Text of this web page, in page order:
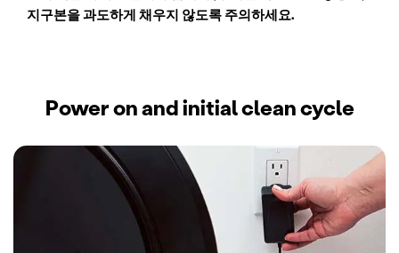
지구본을 과도하게 채우지 않도록 주의하세요.
Power on and initial clean cycle